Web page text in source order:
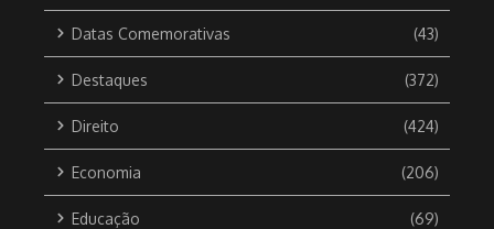
Datas Comemorativas (43)
Destaques (372)
Direito (424)
Economia (206)
Educação (69)